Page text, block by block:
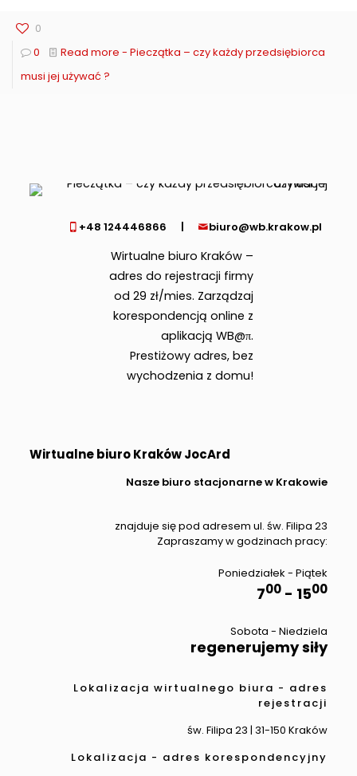
0
0
Read more - Pieczątka – czy każdy przedsiębiorca
musi jej używać ?
+48 124446866 | biuro@wb.krakow.pl
Wirtualne biuro Kraków –
adres do rejestracji firmy
od 29 zł/mies. Zarządzaj
korespondencją online z
aplikacją WB@π.
Prestiżowy adres, bez
wychodzenia z domu!
Wirtualne biuro Kraków JocArd
Nasze biuro stacjonarne w Krakowie
znajduje się pod adresem ul. św. Filipa 23
Zapraszamy w godzinach pracy:
Poniedziałek - Piątek
700 - 1500
Sobota - Niedziela
regenerujemy siły
Lokalizacja wirtualnego biura - adres
rejestracji
św. Filipa 23 | 31-150 Kraków
Lokalizacja - adres korespondencyjny